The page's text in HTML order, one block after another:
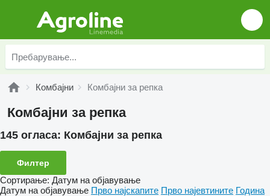
Комбајни Комбајни за репка
Комбајни за репка
145 огласа: Комбајни за репка
Филтер
Сортирање: Датум на објавување
Датум на објавување Прво најскапите Прво најевтините Година